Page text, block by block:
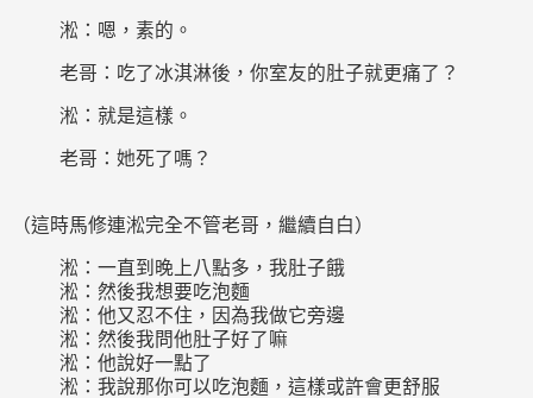
淞：嗯，素的。
老哥：吃了冰淇淋後，你室友的肚子就更痛了？
淞：就是這樣。
老哥：她死了嗎？
（這時馬修連淞完全不管老哥，繼續自白）
淞：一直到晚上八點多，我肚子餓
淞：然後我想要吃泡麵
淞：他又忍不住，因為我做它旁邊
淞：然後我問他肚子好了嘛
淞：他說好一點了
淞：我說那你可以吃泡麵，這樣或許會更舒服